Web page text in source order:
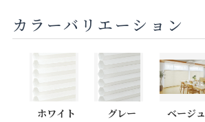
カラーバリエーション
ホワイト グレー ベージュ